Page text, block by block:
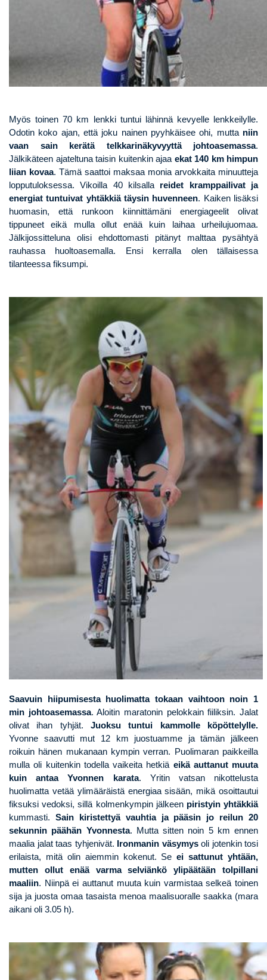
Myös toinen 70 km lenkki tuntui lähinnä kevyelle lenkkeilylle.
Odotin koko ajan, että joku nainen pyyhkäisee ohi, mutta niin
vaan sain kerätä telkkarinäkyvyyttä johtoasemassa.
Jälkikäteen ajateltuna taisin kuitenkin ajaa ekat 140 km himpun
liian kovaa. Tämä saattoi maksaa monia arvokkaita minuutteja
lopputuloksessa. Vikoilla 40 kilsalla reidet kramppailivat ja
energiat tuntuivat yhtäkkiä täysin huvenneen. Kaiken lisäksi
huomasin, että runkoon kiinnittämäni energiageelit olivat
tippuneet eikä mulla ollut enää kuin laihaa urheilujuomaa.
Jälkijossitteluna olisi ehdottomasti pitänyt malttaa pysähtyä
rauhassa huoltoasemalla. Ensi kerralla olen tällaisessa
tilanteessa fiksumpi.
Saavuin hiipumisesta huolimatta tokaan vaihtoon noin 1
min johtoasemassa. Aloitin maratonin pelokkain fiiliksin. Jalat
olivat ihan tyhjät. Juoksu tuntui kammolle köpöttelylle.
Yvonne saavutti mut 12 km juostuamme ja tämän jälkeen
roikuin hänen mukanaan kympin verran. Puolimaran paikkeilla
mulla oli kuitenkin todella vaikeita hetkiä eikä auttanut muuta
kuin antaa Yvonnen karata. Yritin vatsan nikottelusta
huolimatta vetää ylimääräistä energiaa sisään, mikä osoittautui
fiksuksi vedoksi, sillä kolmenkympin jälkeen piristyin yhtäkkiä
kummasti. Sain kiristettyä vauhtia ja pääsin jo reilun 20
sekunnin päähän Yvonnesta. Mutta sitten noin 5 km ennen
maalia jalat taas tyhjenivät. Ironmanin väsymys oli jotenkin tosi
erilaista, mitä olin aiemmin kokenut. Seei sattunut yhtään,
mutten ollut enää varma selviänkö ylipäätään tolpillani
maaliin. Niinpä ei auttanut muuta kuin varmistaa selkeä toinen
sija ja juosta omaa tasaista menoa maalisuoralle saakka (mara
aikani oli 3.05 h).